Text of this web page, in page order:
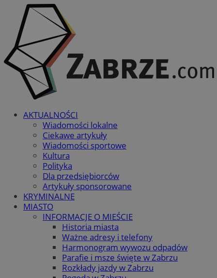
AKTUALNOŚCI
Wiadomości lokalne
Ciekawe artykuły
Wiadomości sportowe
Kultura
Polityka
Dla przedsiębiorców
Artykuły sponsorowane
KRYMINALNE
MIASTO
INFORMACJE O MIEŚCIE
Historia miasta
Ważne adresy i telefony
Harmonogram wywozu odpadów
Parafie i msze święte w Zabrzu
Rozkłady jazdy w Zabrzu